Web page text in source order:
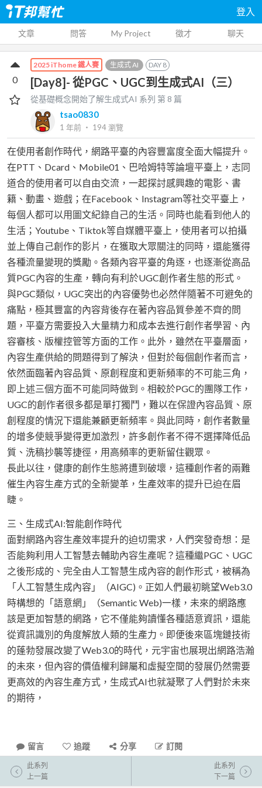
登入
文章 問答 My Project 徵才 聊天
2025 iThome 鐵人賽 生成式 AI DAY 8
[Day8]- 從PGC、UGC到生成式AI（三）
從基礎概念開始了解生成式AI 系列 第 8 篇
tsao0830
1 年前 ‧ 194瀏覽
0
在使用者創作時代，網路平臺的內容豐富度全面大幅提升。
在PTT、Dcard、Mobile01、巴哈姆特等論壇平臺上，志同
道合的使用者可以自由交流，一起探討感興趣的電影、書
籍、動畫、遊戲；在Facebook、Instagram等社交平臺上，
每個人都可以用圖文紀錄自己的生活。同時也能看到他人的
生活；Youtube、Tiktok等自媒體平臺上，使用者可以拍攝
並上傳自己創作的影片，在獲取大眾關注的同時，還能獲得
各種流量變現的獎勵。各類內容平臺的角逐，也逐漸從高品
質PGC內容的生產，轉向有利於UGC創作者生態的形式。
與PGC類似，UGC突出的內容優勢也必然伴隨著不可避免的
痛點，極其豐富的內容背後存在著內容品質參差不齊的問
題，平臺方需要投入大量精力和成本去進行創作者學習、內
容審核、版權控管等方面的工作。此外，雖然在平臺層面，
內容生產供給的問題得到了解決，但對於每個創作者而言，
依然面臨著內容品質、原創程度和更新頻率的不可能三角，
即上述三個方面不可能同時做到。相較於PGC的團隊工作，
UGC的創作者很多都是單打獨鬥，難以在保證內容品質、原
創程度的情況下還能兼顧更新頻率。與此同時，創作者數量
的增多使競爭變得更加激烈，許多創作者不得不選擇降低品
質、洗稿抄襲等捷徑，用高頻率的更新留住觀眾。
長此以往，健康的創作生態將遭到破壞，這種創作者的兩難
催生內容生產方式的全新變革，生產效率的提升已迫在眉
睫。
三、生成式AI:智能創作時代
面對網路內容生產效率提升的迫切需求，人們突發奇想：是
否能夠利用人工智慧去輔助內容生產呢？這種繼PGC、UGC
之後形成的、完全由人工智慧生成內容的創作形式，被稱為
「人工智慧生成內容」（AIGC)。正如人們最初眺望Web3.0
時構想的「語意網」（Semantic Web)一樣，未來的網路應
該是更加智慧的網路，它不僅能夠讀懂各種語意資訊，還能
從資訊識別的角度解放人類的生產力。即便後來區塊鏈技術
的蓬勃發展改變了Web3.0的時代，元宇宙也展現出網路浩瀚
的未來，但內容的價值權利歸屬和虛擬空間的發展仍然需要
更高效的內容生產方式，生成式AI也就凝聚了人們對於未來
的期待，
留言 追蹤 分享 訂閱
此系列
上一篇
此系列
下一篇